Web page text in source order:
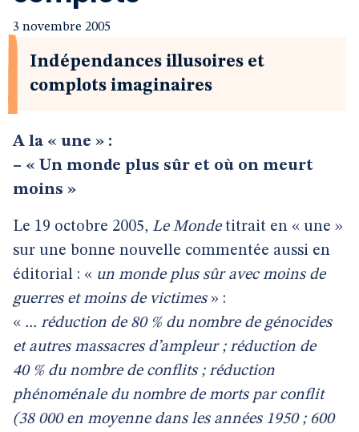
3 novembre 2005
Indépendances illusoires et
complots imaginaires
A la « une » :
– « Un monde plus sûr et où on meurt
moins »
Le 19 octobre 2005, Le Mondetitrait en « une »
sur une bonne nouvelle commentée aussi en
éditorial : « un monde plus sûr avec moins de
guerres et moins de victimes» :
« ... réduction de 80 % du nombre de génocides
et autres massacres d’ampleur ; réduction de
40 % du nombre de conflits ; réduction
phénoménale du nombre de morts par conflit
(38 000 en moyenne dans les années 1950 ; 600